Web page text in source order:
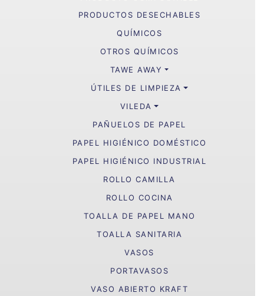
PRODUCTOS DESECHABLES
QUÍMICOS
OTROS QUÍMICOS
TAWE AWAY
ÚTILES DE LIMPIEZA
VILEDA
PAÑUELOS DE PAPEL
PAPEL HIGIÉNICO DOMÉSTICO
PAPEL HIGIÉNICO INDUSTRIAL
ROLLO CAMILLA
ROLLO COCINA
TOALLA DE PAPEL MANO
TOALLA SANITARIA
VASOS
PORTAVASOS
VASO ABIERTO KRAFT